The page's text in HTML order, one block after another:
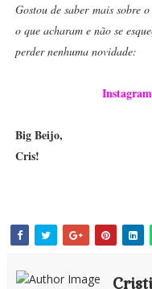
Gostou de saber mais sobre
o que acharam e não se
perder nenhuma novidade:
Instagram
Big Beijo,
Cris!